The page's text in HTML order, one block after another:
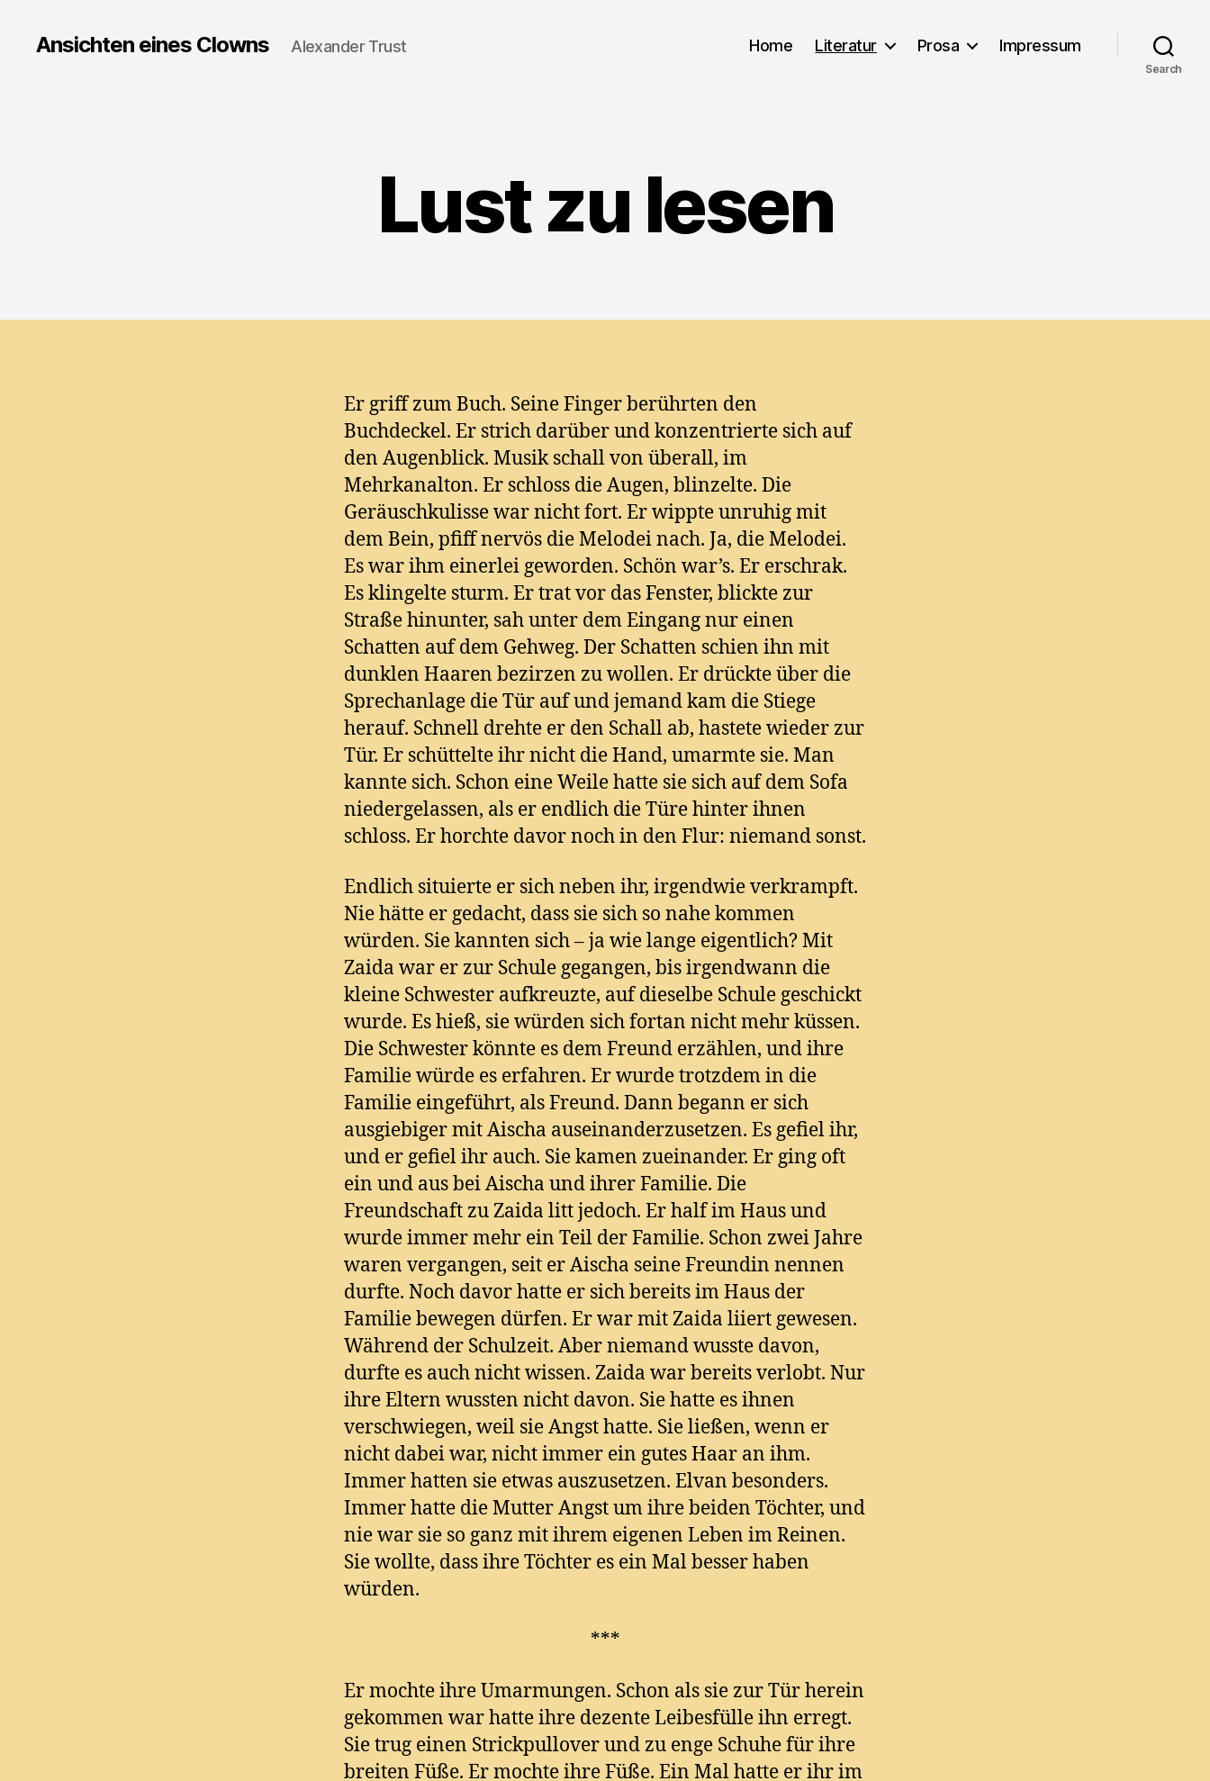
Ansichten eines Clowns Alexander Trust Home Literatur Prosa Impressum
Search
Lust zu lesen
Er griff zum Buch. Seine Finger berührten den
Buchdeckel. Er strich darüber und konzentrierte sich auf
den Augenblick. Musik schall von überall, im
Mehrkanalton. Er schloss die Augen, blinzelte. Die
Geräuschkulisse war nicht fort. Er wippte unruhig mit
dem Bein, pfiff nervös die Melodei nach. Ja, die Melodei.
Es war ihm einerlei geworden. Schön war’s. Er erschrak.
Es klingelte sturm. Er trat vor das Fenster, blickte zur
Straße hinunter, sah unter dem Eingang nur einen
Schatten auf dem Gehweg. Der Schatten schien ihn mit
dunklen Haaren bezirzen zu wollen. Er drückte über die
Sprechanlage die Tür auf und jemand kam die Stiege
herauf. Schnell drehte er den Schall ab, hastete wieder zur
Tür. Er schüttelte ihr nicht die Hand, umarmte sie. Man
kannte sich. Schon eine Weile hatte sie sich auf dem Sofa
niedergelassen, als er endlich die Türe hinter ihnen
schloss. Er horchte davor noch in den Flur: niemand sonst.
Endlich situierte er sich neben ihr, irgendwie verkrampft.
Nie hätte er gedacht, dass sie sich so nahe kommen
würden. Sie kannten sich – ja wie lange eigentlich? Mit
Zaida war er zur Schule gegangen, bis irgendwann die
kleine Schwester aufkreuzte, auf dieselbe Schule geschickt
wurde. Es hieß, sie würden sich fortan nicht mehr küssen.
Die Schwester könnte es dem Freund erzählen, und ihre
Familie würde es erfahren. Er wurde trotzdem in die
Familie eingeführt, als Freund. Dann begann er sich
ausgiebiger mit Aischa auseinanderzusetzen. Es gefiel ihr,
und er gefiel ihr auch. Sie kamen zueinander. Er ging oft
ein und aus bei Aischa und ihrer Familie. Die
Freundschaft zu Zaida litt jedoch. Er half im Haus und
wurde immer mehr ein Teil der Familie. Schon zwei Jahre
waren vergangen, seit er Aischa seine Freundin nennen
durfte. Noch davor hatte er sich bereits im Haus der
Familie bewegen dürfen. Er war mit Zaida liiert gewesen.
Während der Schulzeit. Aber niemand wusste davon,
durfte es auch nicht wissen. Zaida war bereits verlobt. Nur
ihre Eltern wussten nicht davon. Sie hatte es ihnen
verschwiegen, weil sie Angst hatte. Sie ließen, wenn er
nicht dabei war, nicht immer ein gutes Haar an ihm.
Immer hatten sie etwas auszusetzen. Elvan besonders.
Immer hatte die Mutter Angst um ihre beiden Töchter, und
nie war sie so ganz mit ihrem eigenen Leben im Reinen.
Sie wollte, dass ihre Töchter es ein Mal besser haben
würden.
***
Er mochte ihre Umarmungen. Schon als sie zur Tür herein
gekommen war hatte ihre dezente Leibesfülle ihn erregt.
Sie trug einen Strickpullover und zu enge Schuhe für ihre
breiten Füße. Er mochte ihre Füße. Ein Mal hatte er ihr im